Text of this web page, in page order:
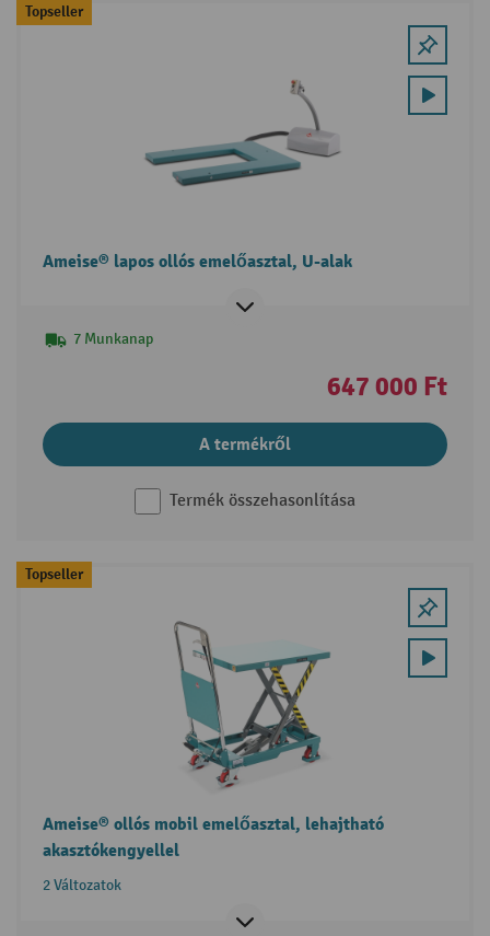
Topseller
Ameise® lapos ollós emelőasztal, U-alak
7 Munkanap
647 000 Ft
A termékről
Termék összehasonlítása
Topseller
Ameise® ollós mobil emelőasztal, lehajtható
akasztókengyellel
2 Változatok